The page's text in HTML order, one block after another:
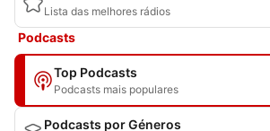
Lista das melhores rádios
Podcasts
Top Podcasts
Podcasts mais populares
Podcasts por Géneros